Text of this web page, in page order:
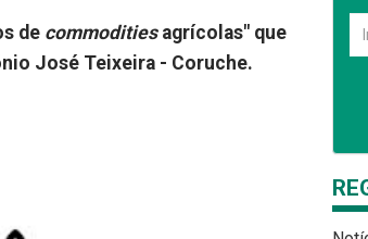
de commodities agrícolas" que
José Teixeira - Coruche.